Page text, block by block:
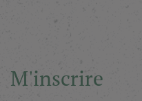
M'inscrire